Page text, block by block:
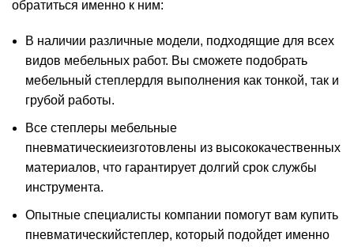
обратиться именно к ним:
В наличии различные модели, подходящие для всех
видов мебельных работ. Вы сможете подобрать
мебельный степлердля выполнения как тонкой, так и
грубой работы.
Все степлеры мебельные
пневматическиеизготовлены из высококачественных
материалов, что гарантирует долгий срок службы
инструмента.
Опытные специалисты компании помогут вам купить
пневматическийстеплер, который подойдет именно